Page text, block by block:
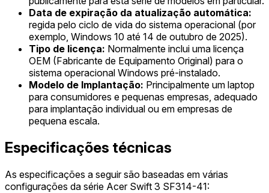
Data de expiração da atualização automática:
regida pelo ciclo de vida do sistema operacional (por
exemplo, Windows 10 até 14 de outubro de 2025).
Tipo de licença: Normalmente inclui uma licença
OEM (Fabricante de Equipamento Original) para o
sistema operacional Windows pré-instalado.
Modelo de Implantação: Principalmente um laptop
para consumidores e pequenas empresas, adequado
para implantação individual ou em empresas de
pequena escala.
Especificações técnicas
As especificações a seguir são baseadas em várias
configurações da série Acer Swift 3 SF314-41: